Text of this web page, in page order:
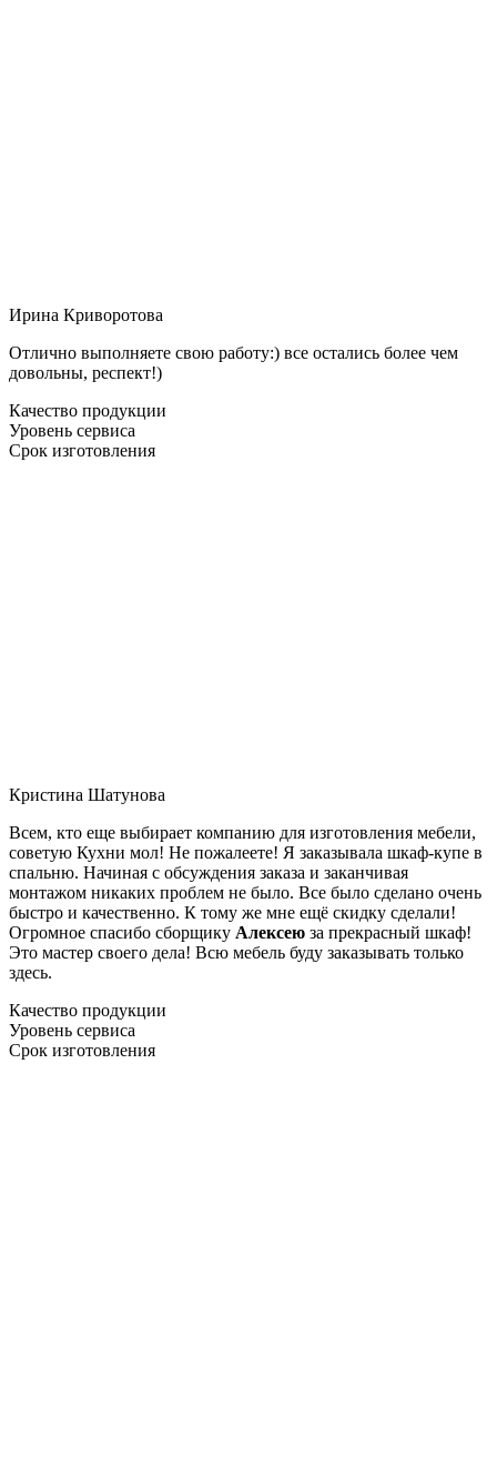
Ирина Криворотова
Отлично выполняете свою работу:) все остались более чем
довольны, респект!)
Качество продукции
Уровень сервиса
Срок изготовления
Кристина Шатунова
Всем, кто еще выбирает компанию для изготовления мебели,
советую Кухни мол! Не пожалеете! Я заказывала шкаф-купе в
спальню. Начиная с обсуждения заказа и заканчивая
монтажом никаких проблем не было. Все было сделано очень
быстро и качественно. К тому же мне ещё скидку сделали!
Огромное спасибо сборщику Алексею за прекрасный шкаф!
Это мастер своего дела! Всю мебель буду заказывать только
здесь.
Качество продукции
Уровень сервиса
Срок изготовления